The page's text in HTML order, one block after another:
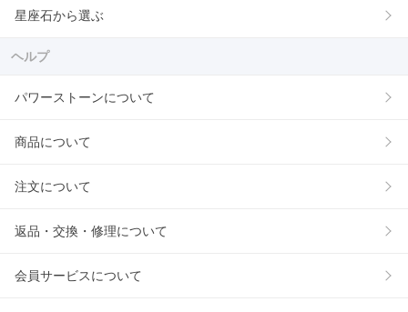
星座石から選ぶ
ヘルプ
パワーストーンについて
商品について
注文について
返品・交換・修理について
会員サービスについて